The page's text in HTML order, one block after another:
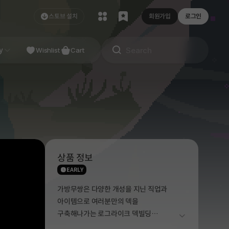
스토브 설치 회원가입 로그인
Studio
Wishlist Cart
상품 정보
EARLY
가방무쌍은 다양한 개성을 지닌 직업과
아이템으로 여러분만의 덱을
구축해나가는 로그라이크 덱빌딩
더보기